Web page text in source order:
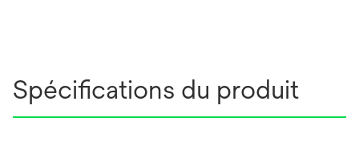
Spécifications du produit